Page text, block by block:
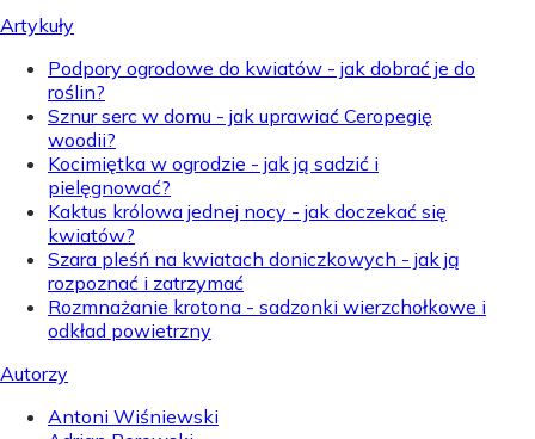
Artykuły
Podpory ogrodowe do kwiatów - jak dobrać je do
roślin?
Sznur serc w domu - jak uprawiać Ceropegię
woodii?
Kocimiętka w ogrodzie - jak ją sadzić i
pielęgnować?
Kaktus królowa jednej nocy - jak doczekać się
kwiatów?
Szara pleśń na kwiatach doniczkowych - jak ją
rozpoznać i zatrzymać
Rozmnażanie krotona - sadzonki wierzchołkowe i
odkład powietrzny
Autorzy
Antoni Wiśniewski